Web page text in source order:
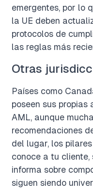
emergentes, por lo
la UE deben
protocolos de
las reglas más
Otras
Países como
poseen sus
AML, aunque
recomendaciones
del lugar, los
conoce a tu
informa sobre
siguen siendo